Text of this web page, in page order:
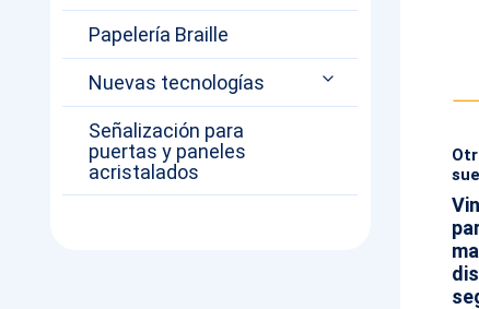
Papelería Braille
Nuevas tecnologías
Señalización para
puertas y paneles
acristalados